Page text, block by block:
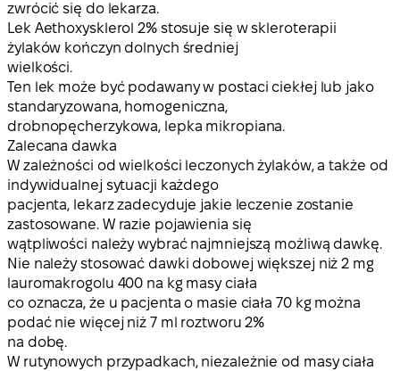
zwrócić się do lekarza.
Lek Aethoxysklerol 2% stosuje się w skleroterapii
żylaków kończyn dolnych średniej
wielkości.
Ten lek może być podawany w postaci ciekłej lub jako
standaryzowana, homogeniczna,
drobnopęcherzykowa, lepka mikropiana.
Zalecana dawka
W zależności od wielkości leczonych żylaków, a także od
indywidualnej sytuacji każdego
pacjenta, lekarz zadecyduje jakie leczenie zostanie
zastosowane. W razie pojawienia się
wątpliwości należy wybrać najmniejszą możliwą dawkę.
Nie należy stosować dawki dobowej większej niż 2 mg
lauromakrogolu 400 na kg masy ciała
co oznacza, że u pacjenta o masie ciała 70 kg można
podać nie więcej niż 7 ml roztworu 2%
na dobę.
W rutynowych przypadkach, niezależnie od masy ciała